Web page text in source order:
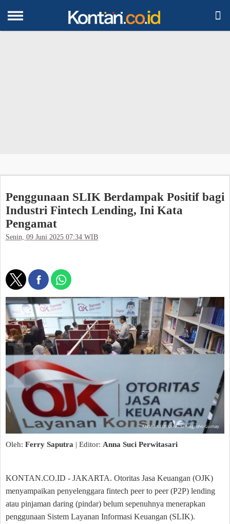

Penggunaan SLIK Berdampak Positif bagi
Industri Fintech Lending, Ini Kata
Pengamat
Senin, 09 Juni 2025 07:34 WIB
Oleh: Ferry Saputra | Editor: Anna Suci Perwitasari
KONTAN.CO.ID - JAKARTA. Otoritas Jasa Keuangan (OJK)
menyampaikan penyelenggara fintech peer to peer (P2P) lending
atau pinjaman daring (pindar) belum sepenuhnya menerapkan
penggunaan Sistem Layanan Informasi Keuangan (SLIK).